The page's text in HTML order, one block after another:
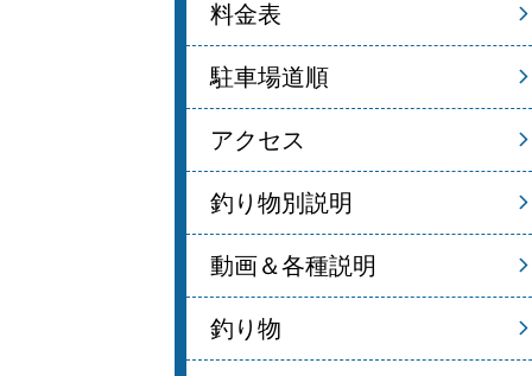
料金表
駐車場道順
アクセス
釣り物別説明
動画＆各種説明
釣り物